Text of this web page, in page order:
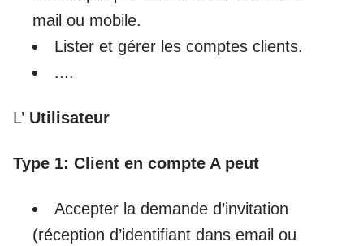
mail ou mobile.
Lister et gérer les comptes clients.
....
L’ Utilisateur
Type 1: Client en compte A peut
Accepter la demande d’invitation
(réception d’identifiant dans email ou